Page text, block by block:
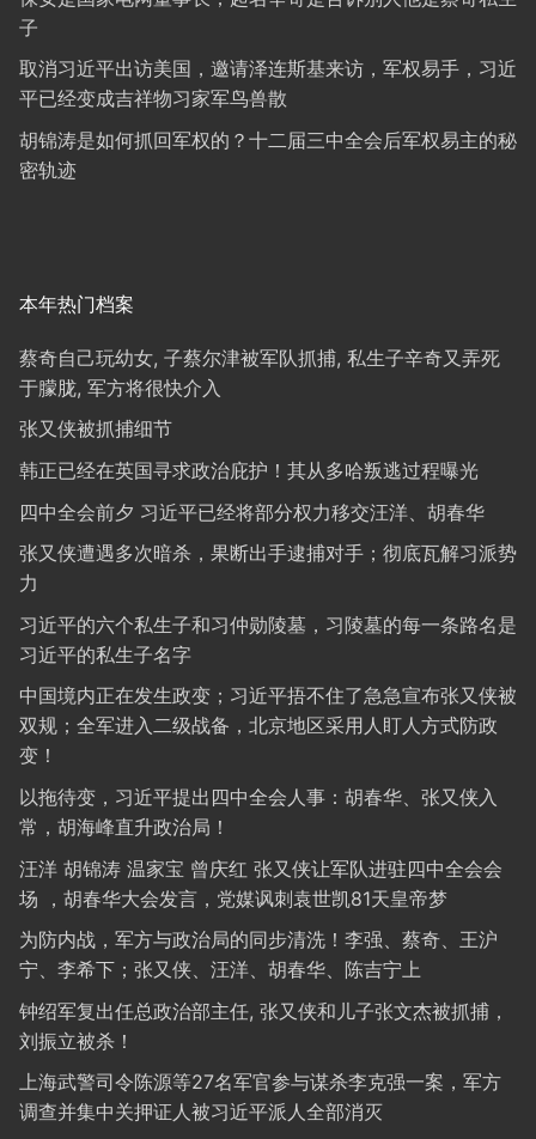
子
取消习近平出访美国，邀请泽连斯基来访，军权易手，习近
平已经变成吉祥物习家军鸟兽散
胡锦涛是如何抓回军权的？十二届三中全会后军权易主的秘
密轨迹
本年热门档案
蔡奇自己玩幼女, 子蔡尔津被军队抓捕, 私生子辛奇又弄死
于朦胧, 军方将很快介入
张又侠被抓捕细节
韩正已经在英国寻求政治庇护！其从多哈叛逃过程曝光
四中全会前夕 习近平已经将部分权力移交汪洋、胡春华
张又侠遭遇多次暗杀，果断出手逮捕对手；彻底瓦解习派势
力
习近平的六个私生子和习仲勋陵墓，习陵墓的每一条路名是
习近平的私生子名字
中国境内正在发生政变；习近平捂不住了急急宣布张又侠被
双规；全军进入二级战备，北京地区采用人盯人方式防政
变！
以拖待变，习近平提出四中全会人事：胡春华、张又侠入
常，胡海峰直升政治局！
汪洋 胡锦涛 温家宝 曾庆红 张又侠让军队进驻四中全会会
场 ，胡春华大会发言，党媒讽刺袁世凯81天皇帝梦
为防内战，军方与政治局的同步清洗！李强、蔡奇、王沪
宁、李希下；张又侠、汪洋、胡春华、陈吉宁上
钟绍军复出任总政治部主任, 张又侠和儿子张文杰被抓捕，
刘振立被杀！
上海武警司令陈源等27名军官参与谋杀李克强一案，军方
调查并集中关押证人被习近平派人全部消灭